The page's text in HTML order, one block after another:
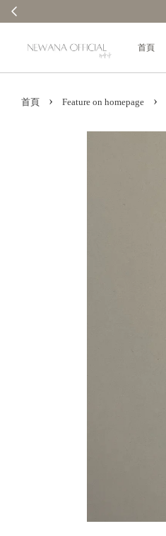
首頁
首頁 › Feature on homepage ›